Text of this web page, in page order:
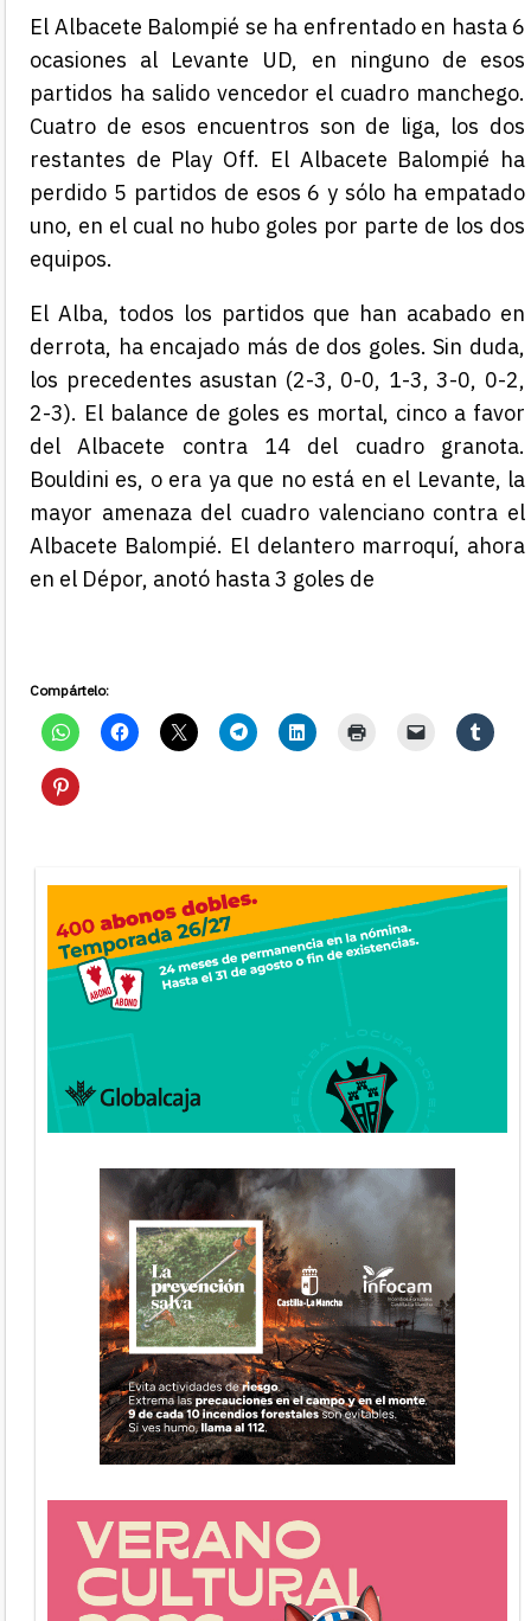
El Albacete Balompié se ha enfrentado en hasta 6
ocasiones al Levante UD, en ninguno de esos
partidos ha salido vencedor el cuadro manchego.
Cuatro de esos encuentros son de liga, los dos
restantes de Play Off. El Albacete Balompié ha
perdido 5 partidos de esos 6 y sólo ha empatado
uno, en el cual no hubo goles por parte de los dos
equipos.
El Alba, todos los partidos que han acabado en
derrota, ha encajado más de dos goles. Sin duda,
los precedentes asustan (2-3, 0-0, 1-3, 3-0, 0-2,
2-3). El balance de goles es mortal, cinco a favor
del Albacete contra 14 del cuadro granota.
Bouldini es, o era ya que no está en el Levante, la
mayor amenaza del cuadro valenciano contra el
Albacete Balompié. El delantero marroquí, ahora
en el Dépor, anotó hasta 3 goles de
Compártelo: